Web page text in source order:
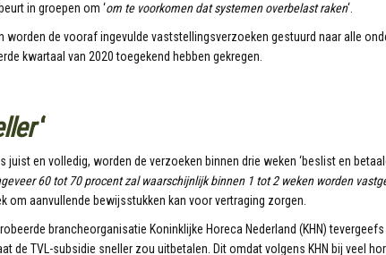
in groepen om ‘om te voorkomen dat systemen overbelast raken‘.
worden de vooraf ingevulde vaststellingsverzoeken gestuurd naar alle
kwartaal van 2020 toegekend hebben gekregen.
‘
juist en volledig, worden de verzoeken binnen drie weken ‘beslist en
60 tot 70 procent zal waarschijnlijk binnen 1 tot 2 weken worden
om aanvullende bewijsstukken kan voor vertraging zorgen.
brancheorganisatie Koninklijke Horeca Nederland (KHN)
de TVL-subsidie sneller zou uitbetalen. Dit omdat volgens KHN bij veel